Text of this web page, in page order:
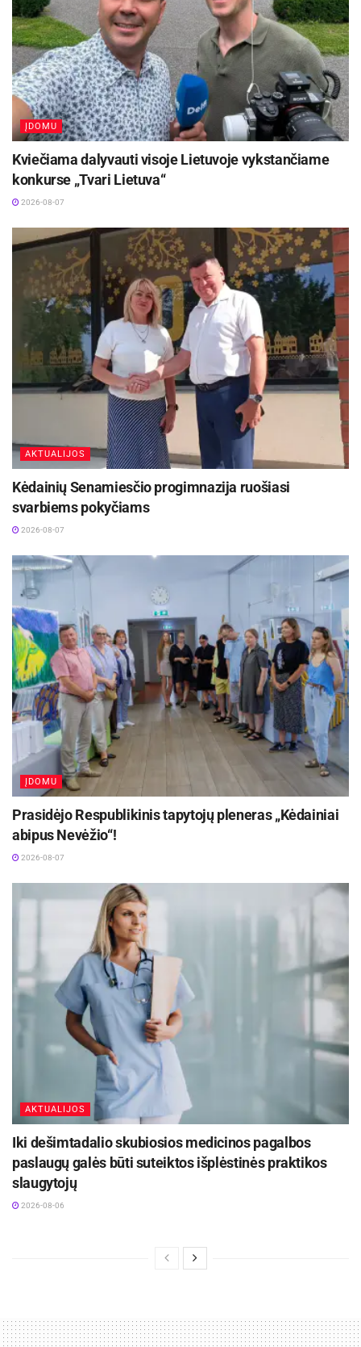
Šaltinis: Kėdainių rajono savivaldybė
ĮDOMU
Kviečiama dalyvauti visoje Lietuvoje vykstančiame
konkurse „Tvari Lietuva“
2026-08-07
AKTUALIJOS
Kėdainių Senamiesčio progimnazija ruošiasi
svarbiems pokyčiams
2026-08-07
ĮDOMU
Prasidėjo Respublikinis tapytojų pleneras „Kėdainiai
abipus Nevėžio“!
2026-08-07
AKTUALIJOS
Iki dešimtadalio skubiosios medicinos pagalbos
paslaugų galės būti suteiktos išplėstinės praktikos
slaugytojų
2026-08-06